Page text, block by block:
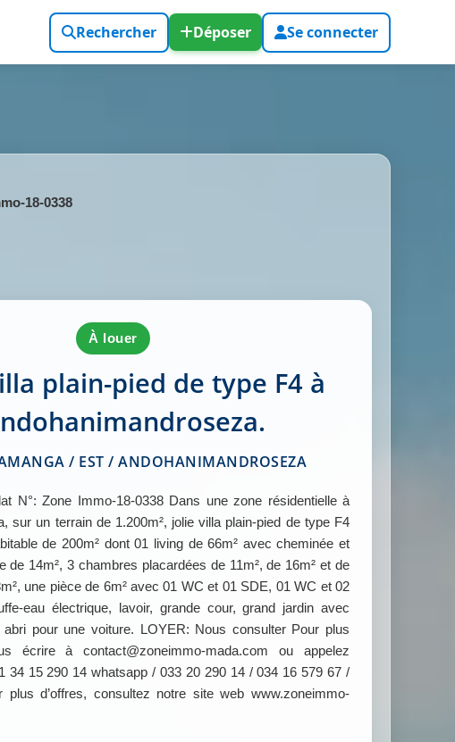
Rechercher Déposer Se connecter
18-0338
à louer
plain-pied de type F4 à
/ EST / ANDOHANIMANDROSEZA
N°: Zone Immo-18-0338 Dans une zone résidentielle à
sur un terrain de 1.200m², jolie villa plain-pied de type F4
de 200m² dont 01 living de 66m² avec cheminée et
de 14m², 3 chambres placardées de 11m², de 16m² et de
une pièce de 6m² avec 01 WC et 01 SDE, 01 WC et 02
eau électrique, lavoir, grande cour, grand jardin avec
pour une voiture. LOYER: Nous consulter Pour plus
écrire à contact@zoneimmo-mada.com ou appelez
34 15 290 14 whatsapp / 033 20 290 14 / 034 16 579 67 /
d’offres, consultez notre site web www.zoneimmo-